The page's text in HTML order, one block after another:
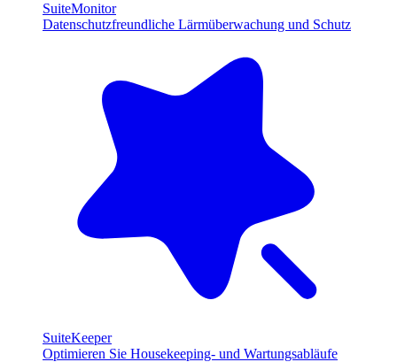
SuiteMonitor
Datenschutzfreundliche Lärmüberwachung und Schutz
SuiteKeeper
Optimieren Sie Housekeeping- und Wartungsabläufe